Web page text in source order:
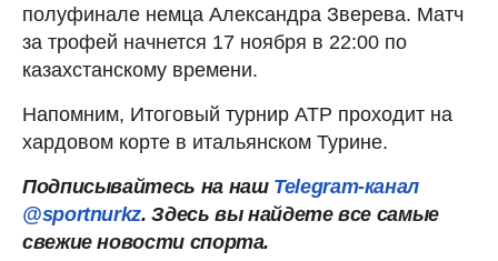
полуфинале немца Александра Зверева. Матч
за трофей начнется 17 ноября в 22:00 по
казахстанскому времени.
Напомним, Итоговый турнир ATP проходит на
хардовом корте в итальянском Турине.
Подписывайтесь на наш Telegram-канал
@sportnurkz. Здесь вы найдете все самые
свежие новости спорта.